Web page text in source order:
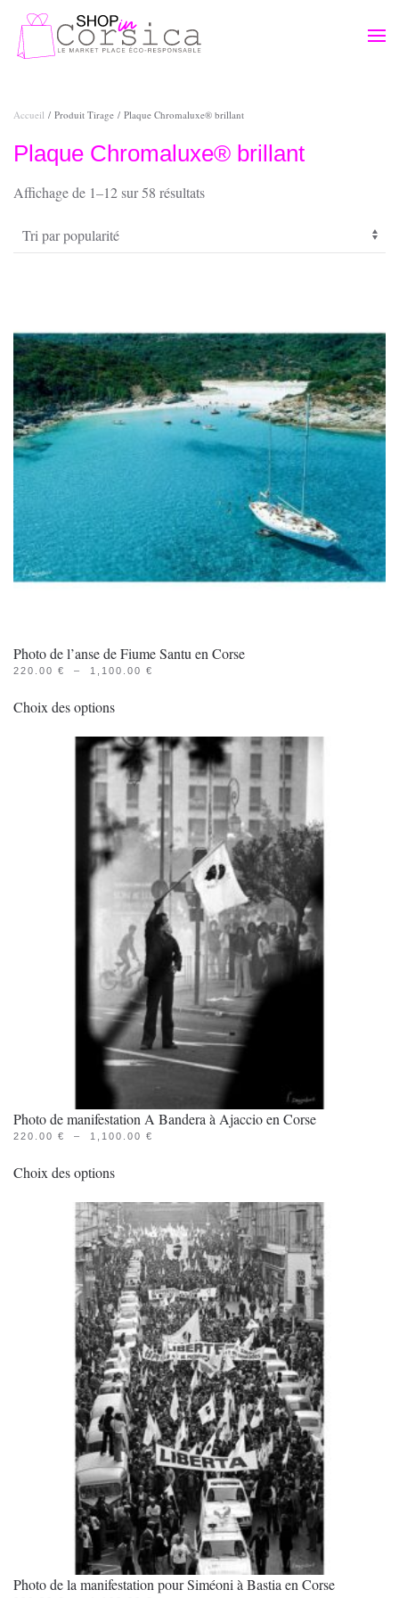
Passer au contenu principal
Accueil / Produit Tirage / Plaque Chromaluxe® brillant
Plaque Chromaluxe® brillant
Affichage de 1–12 sur 58 résultatsTrié
Photo de l’anse de Fiume Santu en Corse
220.00 € – 1,100.00 €
1,100.00 €
Choix des optionsproduit
a
plusieurs
variations.
Les
options
peuvent
choisies
la
page
du
produit
Photo de manifestation A Bandera à Ajaccio en Corse
220.00 € – 1,100.00 €
1,100.00 €
Choix des optionsproduit
a
plusieurs
variations.
Les
options
peuvent
être
choisies
sur
la
page
du
produit
Photo de la manifestation pour Siméoni à Bastia en Corse